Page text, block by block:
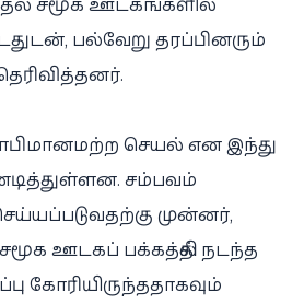
பல்வேறு தரப்பினரும்
செயல் என இந்து
சம்பவம்
முன்னர்,
ஊடகப் பக்கத்தில் நடந்த
கோரியிருந்ததாகவும்